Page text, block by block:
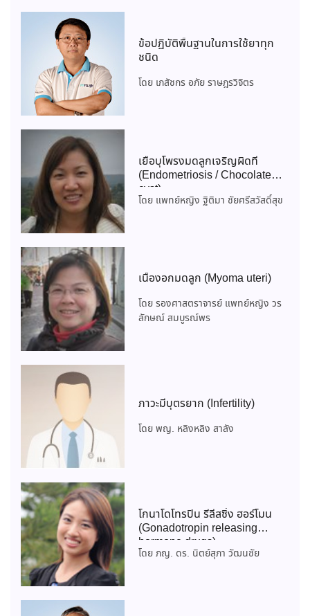
ข้อปฏิบัติพื้นฐานในการใช้ยาทุก
ชนิด
โดย เภสัชกร อภัย ราษฎรวิจิตร
เยื่อบุโพรงมดลูกเจริญผิดที่
(Endometriosis / Chocolate
cyst)
โดย แพทย์หญิง ฐิติมา ชัยศรีสวัสดิ์สุข
เนื้องอกมดลูก (Myoma uteri)
โดย รองศาสตราจารย์ แพทย์หญิง วร
ลักษณ์ สมบูรณ์พร
ภาวะมีบุตรยาก (Infertility)
โดย พญ. หลิงหลิง สาลัง
โกนาโดโทรปิน รีลีสซิ่ง ฮอร์โมน
(Gonadotropin releasing
hormone drugs)
โดย ภญ. ดร. นิตย์สุภา วัฒนชัย